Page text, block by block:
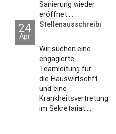
Sanierung wieder
eröffnet....
24
Apr
Stellenausschreibungen
Wir suchen eine
engagierte
Teamleitung für
die Hauswirtschft
und eine
Krankheitsvertretung
im Sekretariat....